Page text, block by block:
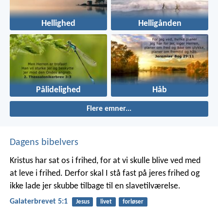
Hellighed Helligånden
Pålidelighed Håb
Flere emner...
Dagens bibelvers
Kristus har sat os i frihed, for at vi skulle blive ved med
at leve i frihed. Derfor skal I stå fast på jeres frihed og
ikke lade jer skubbe tilbage til en slavetilværelse.
Galaterbrevet 5:1 Jesus livet forløser